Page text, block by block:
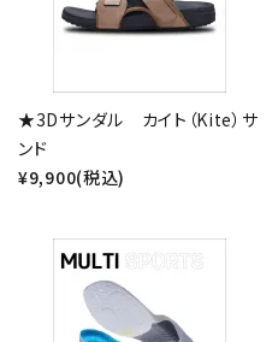
★3Dサンダル カイト（Kite）サ
ンド
¥9,900(税込)